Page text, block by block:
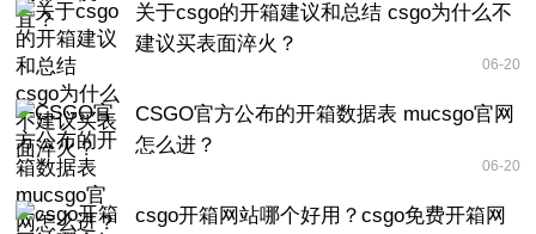
关于csgo的开箱建议和总结 csgo为什么不
建议买表面淬火？
06-20
CSGO官方公布的开箱数据表 mucsgo官网
怎么进？
06-20
csgo开箱网站哪个好用？csgo免费开箱网